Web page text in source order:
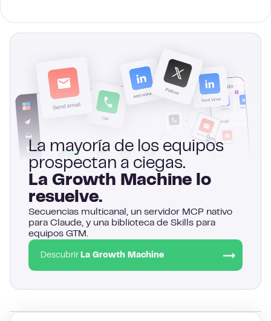
La mayoría de los equipos
prospectan a ciegas.
La Growth Machine lo
resuelve.
Secuencias multicanal, un servidor MCP nativo
para Claude, y una biblioteca de Skills para
equipos GTM.
Descubrir La Growth Machine